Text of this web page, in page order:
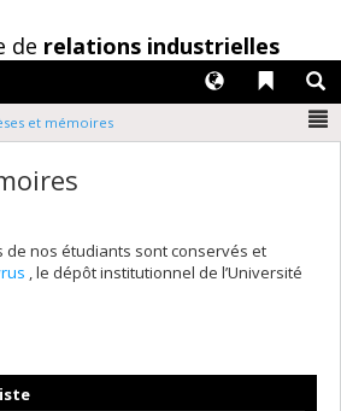
de relations industrielles
Liens
Langues
et mémoires
de nos étudiants sont conservés et
, le dépôt institutionnel de l’Université